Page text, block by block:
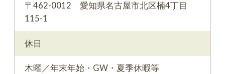
〒462-0012 愛知県名古屋市北区楠4丁目
115-1
休日
木曜／年末年始・GW・夏季休暇等